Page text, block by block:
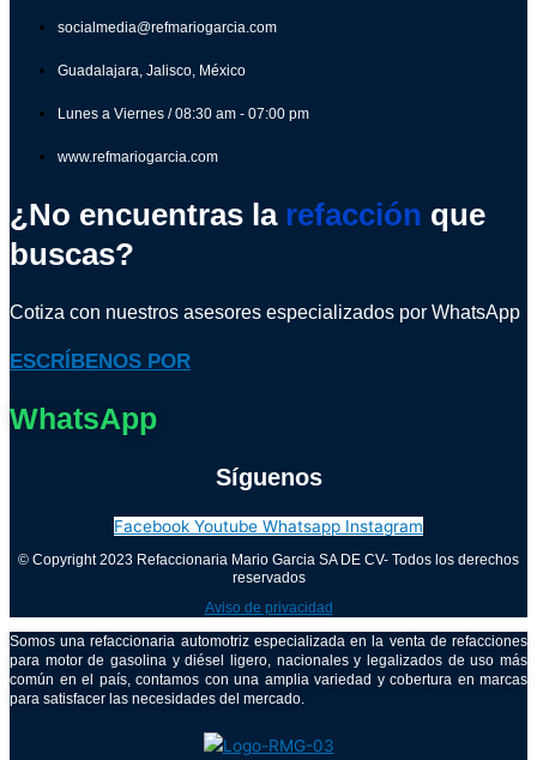
socialmedia@refmariogarcia.com
Guadalajara, Jalisco, México
Lunes a Viernes / 08:30 am - 07:00 pm
www.refmariogarcia.com
¿No encuentras la refacción que
buscas?
Cotiza con nuestros asesores especializados por WhatsApp
ESCRÍBENOS POR
WhatsApp
Síguenos
Facebook Youtube Whatsapp Instagram
© Copyright 2023 Refaccionaria Mario Garcia SA DE CV- Todos los derechos
reservados
Aviso de privacidad
Somos una refaccionaria automotriz especializada en la venta de refacciones
para motor de gasolina y diésel ligero, nacionales y legalizados de uso más
común en el país, contamos con una amplia variedad y cobertura en marcas
para satisfacer las necesidades del mercado.